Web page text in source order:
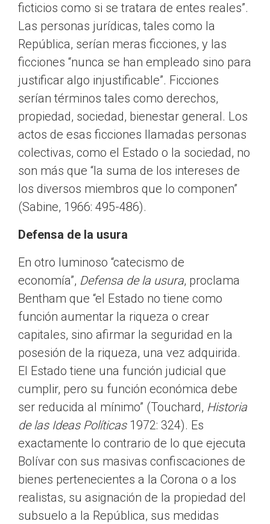
ficticios como si se tratara de entes reales”.
Las personas jurídicas, tales como la
República, serían meras ficciones, y las
ficciones “nunca se han empleado sino para
justificar algo injustificable”. Ficciones
serían términos tales como derechos,
propiedad, sociedad, bienestar general. Los
actos de esas ficciones llamadas personas
colectivas, como el Estado o la sociedad, no
son más que “la suma de los intereses de
los diversos miembros que lo componen”
(Sabine, 1966: 495-486).
Defensa de la usura
En otro luminoso “catecismo de
economía”, Defensa de la usura, proclama
Bentham que “el Estado no tiene como
función aumentar la riqueza o crear
capitales, sino afirmar la seguridad en la
posesión de la riqueza, una vez adquirida.
El Estado tiene una función judicial que
cumplir, pero su función económica debe
ser reducida al mínimo” (Touchard, Historia
de las Ideas Políticas1972: 324). Es
exactamente lo contrario de lo que ejecuta
Bolívar con sus masivas confiscaciones de
bienes pertenecientes a la Corona o a los
realistas, su asignación de la propiedad del
subsuelo a la República, sus medidas